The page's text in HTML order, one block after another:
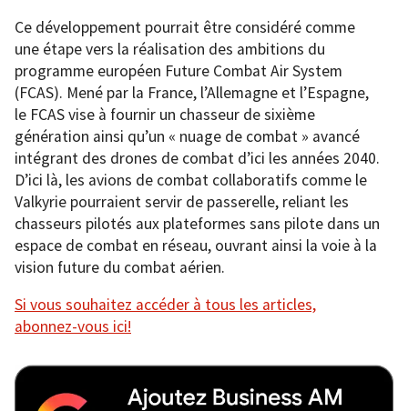
Ce développement pourrait être considéré comme
une étape vers la réalisation des ambitions du
programme européen Future Combat Air System
(FCAS). Mené par la France, l’Allemagne et l’Espagne,
le FCAS vise à fournir un chasseur de sixième
génération ainsi qu’un « nuage de combat » avancé
intégrant des drones de combat d’ici les années 2040.
D’ici là, les avions de combat collaboratifs comme le
Valkyrie pourraient servir de passerelle, reliant les
chasseurs pilotés aux plateformes sans pilote dans un
espace de combat en réseau, ouvrant ainsi la voie à la
vision future du combat aérien.
Si vous souhaitez accéder à tous les articles,
abonnez-vous ici!